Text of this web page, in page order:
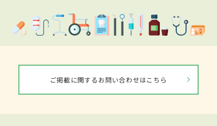
ご掲載に関するお問い合わせはこちら